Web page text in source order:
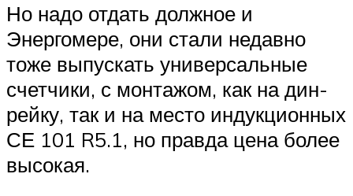
Но надо отдать должное и
Энергомере, они стали недавно
тоже выпускать универсальные
счетчики, с монтажом, как на дин-
рейку, так и на место индукционных
СЕ 101 R5.1, но правда цена более
высокая.